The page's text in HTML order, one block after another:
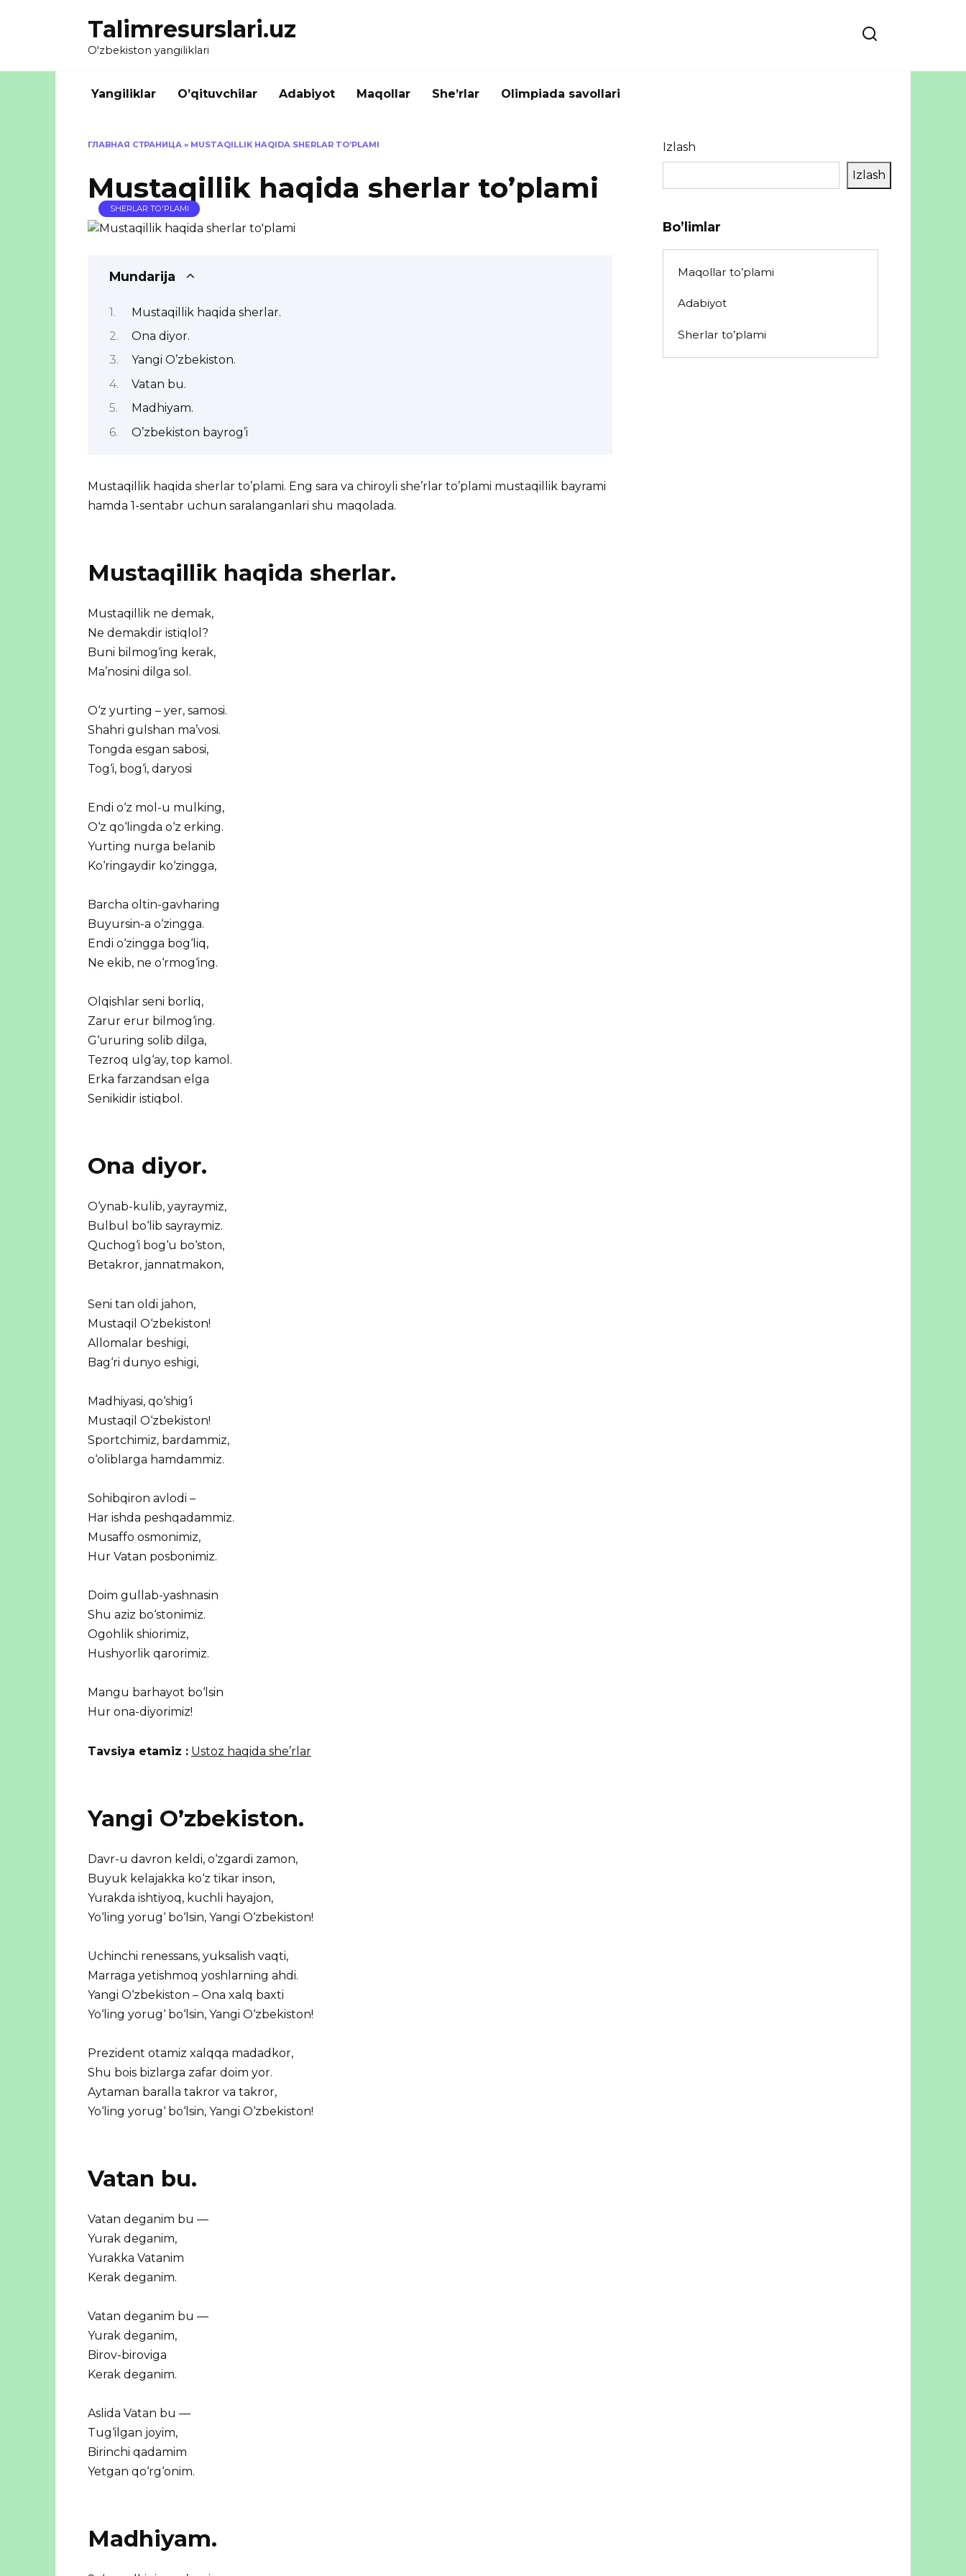
Talimresurslari.uz
O'zbekiston yangiliklari
Yangiliklar O’qituvchilar Adabiyot Maqollar She’rlar Olimpiada savollari
ГЛАВНАЯ СТРАНИЦА » MUSTAQILLIK HAQIDA SHERLAR TO’PLAMI
Mustaqillik haqida sherlar to’plami
SHERLAR TO'PLAMI
Mundarija
Mustaqillik haqida sherlar.
Ona diyor.
Yangi O’zbekiston.
Vatan bu.
Madhiyam.
O’zbekiston bayrog’i
Mustaqillik haqida sherlar to’plami. Eng sara va chiroyli she’rlar to’plami mustaqillik bayrami
hamda 1-sentabr uchun saralanganlari shu maqolada.
Mustaqillik haqida sherlar.
Mustaqillik ne demak,
Ne demakdir istiqlol?
Buni bilmog‘ing kerak,
Ma’nosini dilga sol.
O‘z yurting – yer, samosi.
Shahri gulshan ma’vosi.
Tongda esgan sabosi,
Tog‘i, bog‘i, daryosi
Endi o‘z mol-u mulking,
O‘z qo‘lingda o‘z erking.
Yurting nurga belanib
Ko‘ringaydir ko‘zingga,
Barcha oltin-gavharing
Buyursin-a o‘zingga.
Endi o‘zingga bog‘liq,
Ne ekib, ne o‘rmog‘ing.
Olqishlar seni borliq,
Zarur erur bilmog‘ing.
G‘ururing solib dilga,
Tezroq ulg‘ay, top kamol.
Erka farzandsan elga
Senikidir istiqbol.
Ona diyor.
O‘ynab-kulib, yayraymiz,
Bulbul bo‘lib sayraymiz.
Quchog‘i bog‘u bo‘ston,
Betakror, jannatmakon,
Seni tan oldi jahon,
Mustaqil O‘zbekiston!
Allomalar beshigi,
Bag‘ri dunyo eshigi,
Madhiyasi, qo‘shig‘i
Mustaqil O‘zbekiston!
Sportchimiz, bardammiz,
o‘oliblarga hamdammiz.
Sohibqiron avlodi –
Har ishda peshqadammiz.
Musaffo osmonimiz,
Hur Vatan posbonimiz.
Doim gullab-yashnasin
Shu aziz bo‘stonimiz.
Ogohlik shiorimiz,
Hushyorlik qarorimiz.
Mangu barhayot bo‘lsin
Hur ona-diyorimiz!
Tavsiya etamiz : Ustoz haqida she’rlar
Yangi O’zbekiston.
Davr-u davron keldi, o‘zgardi zamon,
Buyuk kelajakka ko‘z tikar inson,
Yurakda ishtiyoq, kuchli hayajon,
Yo‘ling yorug‘ bo‘lsin, Yangi O‘zbekiston!
Uchinchi renessans, yuksalish vaqti,
Marraga yetishmoq yoshlarning ahdi.
Yangi O‘zbekiston – Ona xalq baxti
Yo‘ling yorug‘ bo‘lsin, Yangi O‘zbekiston!
Prezident otamiz xalqqa madadkor,
Shu bois bizlarga zafar doim yor.
Aytaman baralla takror va takror,
Yo‘ling yorug‘ bo‘lsin, Yangi O‘zbekiston!
Vatan bu.
Vatan deganim bu —
Yurak deganim,
Yurakka Vatanim
Kerak deganim.
Vatan deganim bu —
Yurak deganim,
Birov-biroviga
Kerak deganim.
Aslida Vatan bu —
Tug‘ilgan joyim,
Birinchi qadamim
Yetgan qo‘rg‘onim.
Madhiyam.
Izlash
Izlash
Bo’limlar
Maqollar to’plami
Adabiyot
Sherlar to’plami